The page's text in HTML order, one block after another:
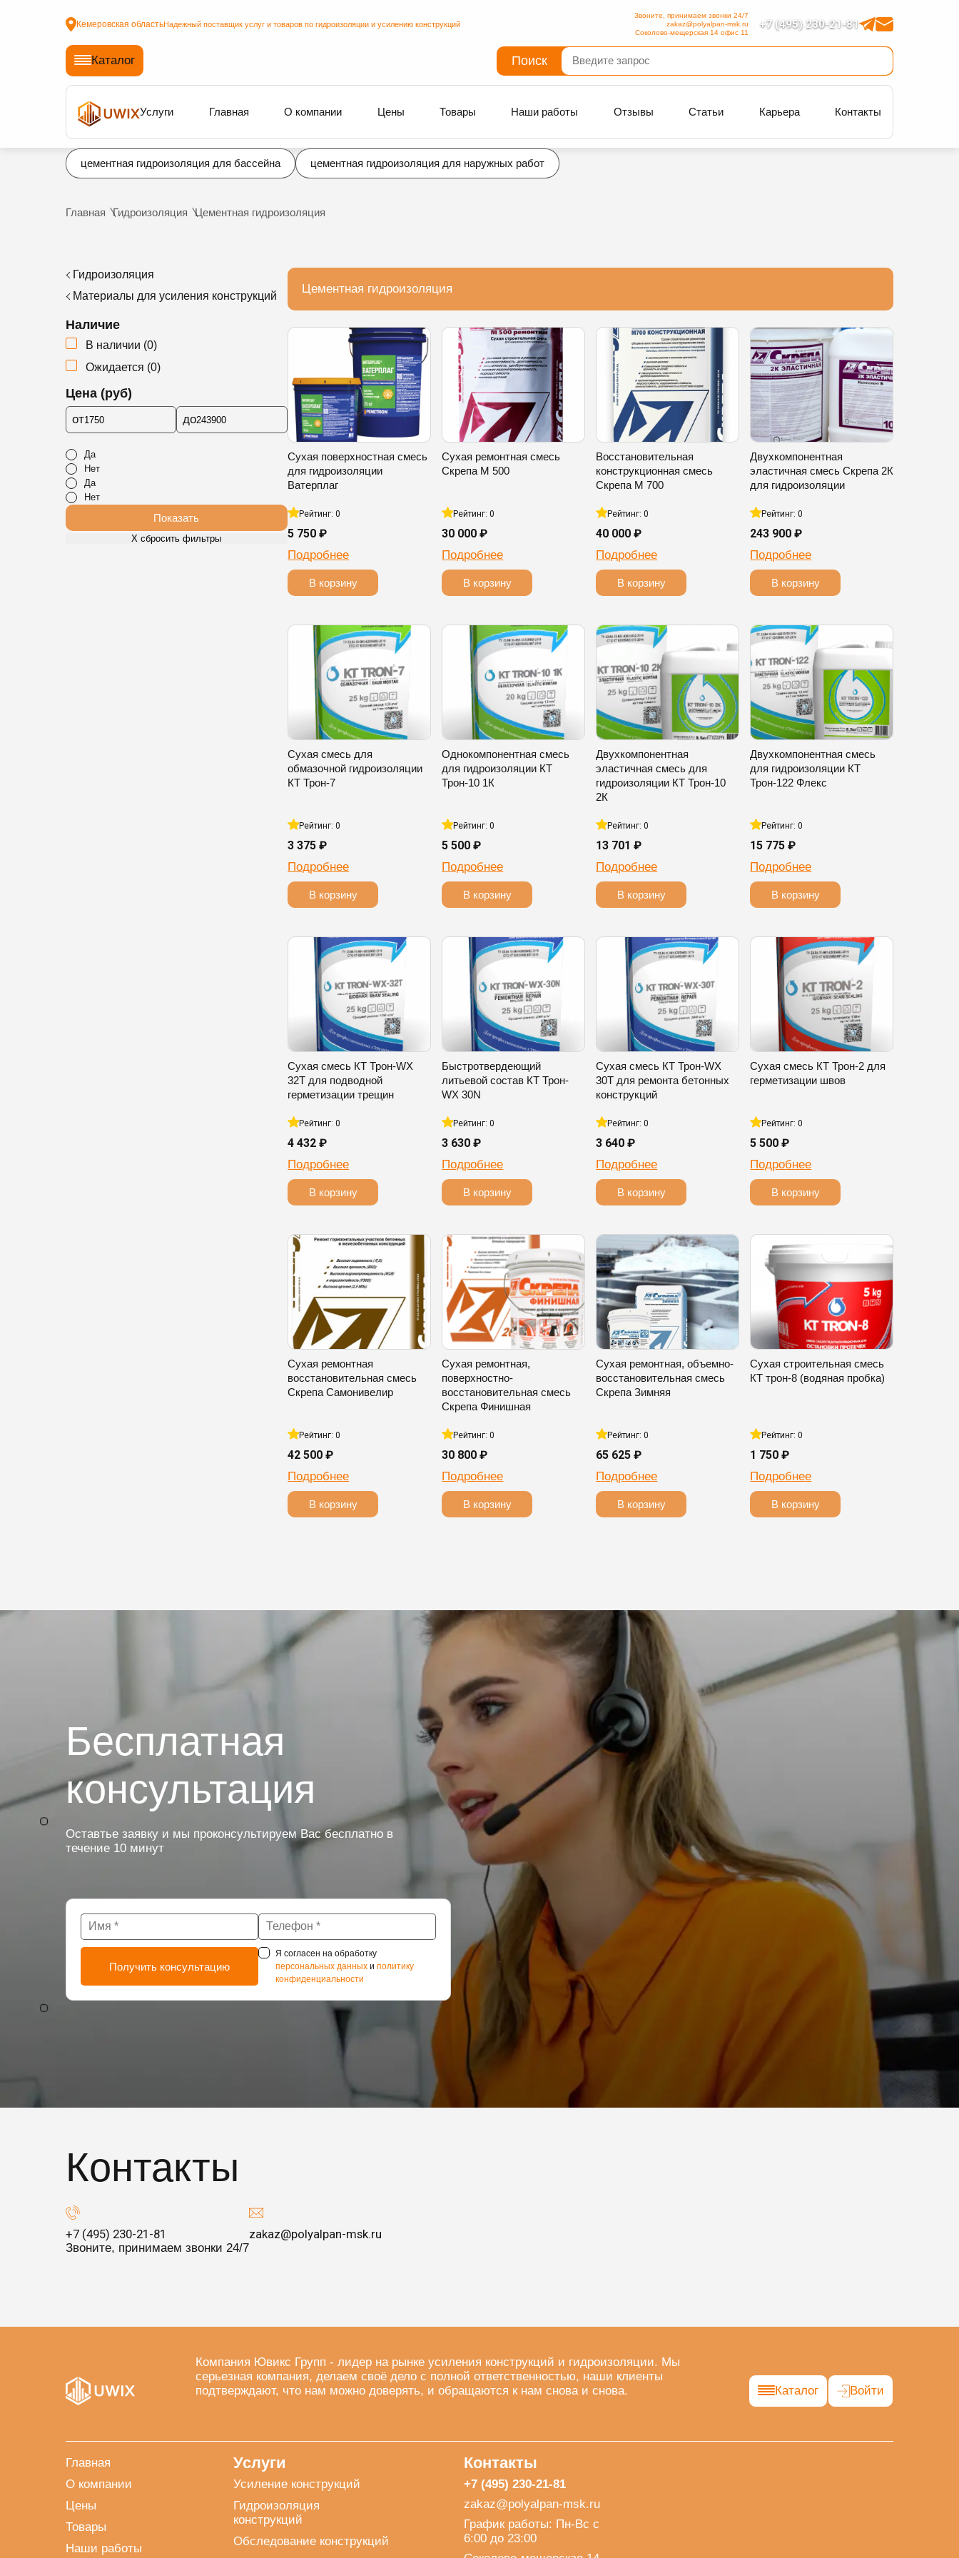
Кемеровская областьНадежный поставщик услуг и товаров по гидроизоляции и усилению конструкций +7 (495) 230-21-81
Звоните, принимаем звонки 24/7
zakaz@polyalpan-msk.ru
Соколово-мещерская 14 офис 11
Каталог Поиск
Услуги Главная О компании Цены Товары Наши работы Отзывы Статьи Карьера Контакты
цементная гидроизоляция для бассейна цементная гидроизоляция для наружных работ
Главная Гидроизоляция Цементная гидроизоляция
Гидроизоляция
Материалы для усиления конструкций
Наличие
В наличии (0)
Ожидается (0)
Цена (руб)
от до
Да
Нет
Да
Нет
Показать
Х сбросить фильтры
Цементная гидроизоляция
Сухая поверхностная смесь
для гидроизоляции
Ватерплаг
Рейтинг: 0
5 750 ₽
Подробнее
В корзину
Сухая ремонтная смесь
Скрепа М 500
Рейтинг: 0
30 000 ₽
Подробнее
В корзину
Восстановительная
конструкционная смесь
Скрепа М 700
Рейтинг: 0
40 000 ₽
Подробнее
В корзину
Двухкомпонентная
эластичная смесь Скрепа 2К
для гидроизоляции
Рейтинг: 0
243 900 ₽
Подробнее
В корзину
Сухая смесь для
обмазочной гидроизоляции
КТ Трон-7
Рейтинг: 0
3 375 ₽
Подробнее
В корзину
Однокомпонентная смесь
для гидроизоляции КТ
Трон-10 1К
Рейтинг: 0
5 500 ₽
Подробнее
В корзину
Двухкомпонентная
эластичная смесь для
гидроизоляции КТ Трон-10
2К
Рейтинг: 0
13 701 ₽
Подробнее
В корзину
Двухкомпонентная смесь
для гидроизоляции КТ
Трон-122 Флекс
Рейтинг: 0
15 775 ₽
Подробнее
В корзину
Сухая смесь КТ Трон-WX
32T для подводной
герметизации трещин
Рейтинг: 0
4 432 ₽
Подробнее
В корзину
Быстротвердеющий
литьевой состав КТ Трон-
WX 30N
Рейтинг: 0
3 630 ₽
Подробнее
В корзину
Сухая смесь КТ Трон-WX
30T для ремонта бетонных
конструкций
Рейтинг: 0
3 640 ₽
Подробнее
В корзину
Сухая смесь КТ Трон-2 для
герметизации швов
Рейтинг: 0
5 500 ₽
Подробнее
В корзину
Сухая ремонтная
восстановительная смесь
Скрепа Самонивелир
Рейтинг: 0
42 500 ₽
Подробнее
В корзину
Сухая ремонтная,
поверхностно-
восстановительная смесь
Скрепа Финишная
Рейтинг: 0
30 800 ₽
Подробнее
В корзину
Сухая ремонтная, объемно-
восстановительная смесь
Скрепа Зимняя
Рейтинг: 0
65 625 ₽
Подробнее
В корзину
Сухая строительная смесь
КТ трон-8 (водяная пробка)
Рейтинг: 0
1 750 ₽
Подробнее
В корзину
Бесплатная
консультация
Оставтье заявку и мы проконсультируем Вас бесплатно в
течение 10 минут
Я согласен на обработку
персональных данныхи политику
конфиденциальности
Контакты
+7 (495) 230-21-81
Звоните, принимаем звонки 24/7
zakaz@polyalpan-msk.ru
Компания Ювикс Групп - лидер на рынке усиления конструкций и гидроизоляции. Мы
серьезная компания, делаем своё дело с полной ответственностью, наши клиенты
подтверждают, что нам можно доверять, и обращаются к нам снова и снова.
Каталог Войти
Главная
О компании
Цены
Товары
Наши работы
Услуги
Усиление конструкций
Гидроизоляция
конструкций
Обследование конструкций
Контакты
+7 (495) 230-21-81
zakaz@polyalpan-msk.ru
График работы: Пн-Вс с
6:00 до 23:00